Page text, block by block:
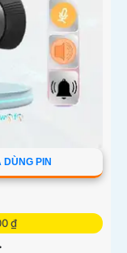
PIN
₫